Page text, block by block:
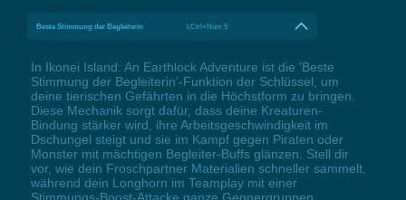
Beste Stimmung der Begleiterin LCtrl+Num 5
In Ikonei Island: An Earthlock Adventure ist die 'Beste
Stimmung der Begleiterin'-Funktion der Schlüssel, um
deine tierischen Gefährten in die Höchstform zu bringen.
Diese Mechanik sorgt dafür, dass deine Kreaturen-
Bindung stärker wird, ihre Arbeitsgeschwindigkeit im
Dschungel steigt und sie im Kampf gegen Piraten oder
Monster mit mächtigen Begleiter-Buffs glänzen. Stell dir
vor, wie dein Froschpartner Materialien schneller sammelt,
während dein Longhorn im Teamplay mit einer